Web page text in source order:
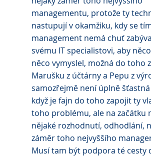
managementu, protože ty
nastupují v okamžiku, kdy se
management nemá chuť
svému IT specialistovi, aby
něco vymyslel, možná do toho
Marušku z účtárny a Pepu z
samozřejmě není úplně šťastná
když je fajn do toho zapojit ty
toho problému, ale na začátku
nějaké rozhodnutí, odhodlání,
záměr toho nejvyššího
Musí tam být podpora té cesty